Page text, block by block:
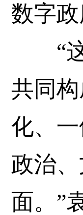
数字
“这
共同
化、
政治
面。”